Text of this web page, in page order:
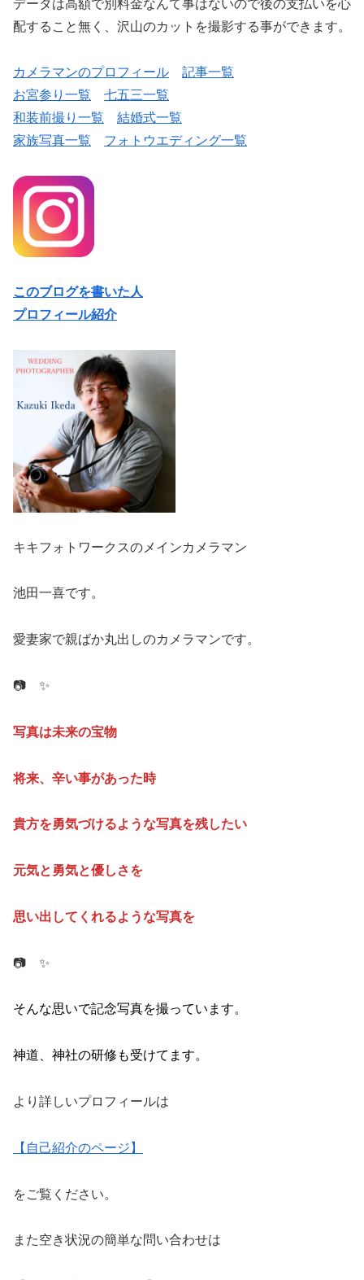
お宮参り一覧
七五三一覧
和装前撮り一覧
結婚式一覧
このブログを書いた人
プロフィール紹介
キキフォトワークスのメインカメラマン
池田一喜です。
愛妻家で親ばか丸出しのカメラマンです。
📷 ✨
写真は未来の宝物
将来、辛い事があった時
貴方を勇気づけるような写真を残したい
元気と勇気と優しさを
思い出してくれるような写真を
📷 ✨
そんな思いで記念写真を撮っています。
神道、神社の研修も受けてます。
より詳しいプロフィールは
【自己紹介のページ】
をご覧ください。
また空き状況の簡単な問い合わせは
【LINE公式アカウント】
からでもOKです。